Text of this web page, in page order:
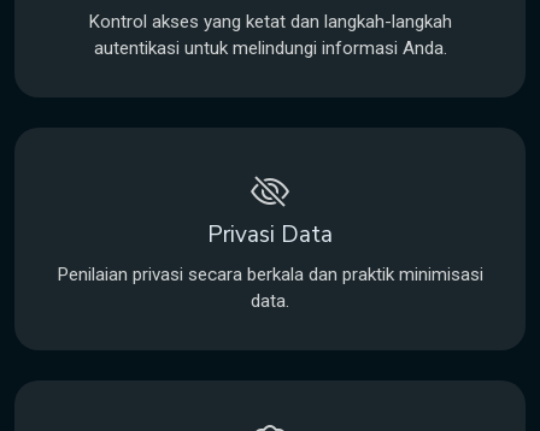
Kontrol akses yang ketat dan langkah-langkah
autentikasi untuk melindungi informasi Anda.
Privasi Data
Penilaian privasi secara berkala dan praktik minimisasi
data.